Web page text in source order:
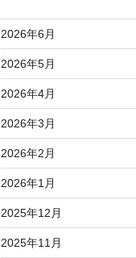
2026年6月
2026年5月
2026年4月
2026年3月
2026年2月
2026年1月
2025年12月
2025年11月